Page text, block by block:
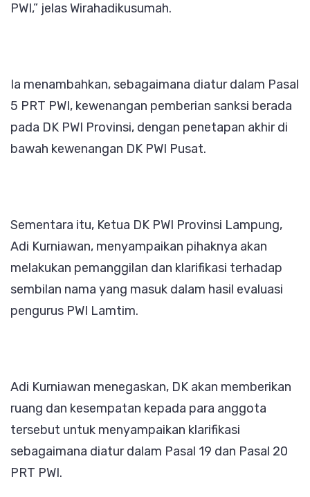
PWI,” jelas Wirahadikusumah.
Ia menambahkan, sebagaimana diatur dalam Pasal
5 PRT PWI, kewenangan pemberian sanksi berada
pada DK PWI Provinsi, dengan penetapan akhir di
bawah kewenangan DK PWI Pusat.
Sementara itu, Ketua DK PWI Provinsi Lampung,
Adi Kurniawan, menyampaikan pihaknya akan
melakukan pemanggilan dan klarifikasi terhadap
sembilan nama yang masuk dalam hasil evaluasi
pengurus PWI Lamtim.
Adi Kurniawan menegaskan, DK akan memberikan
ruang dan kesempatan kepada para anggota
tersebut untuk menyampaikan klarifikasi
sebagaimana diatur dalam Pasal 19 dan Pasal 20
PRT PWI.